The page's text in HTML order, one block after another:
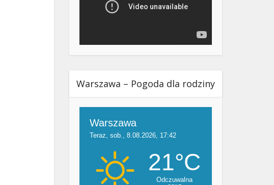
Warszawa – Pogoda dla rodziny